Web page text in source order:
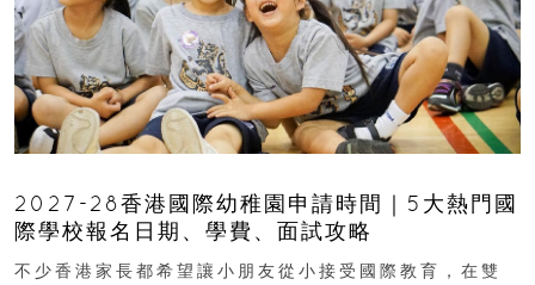
2027-28香港國際幼稚園申請時間｜5大熱門國
際學校報名日期、學費、面試攻略
不少香港家長都希望讓小朋友從小接受國際教育，在雙